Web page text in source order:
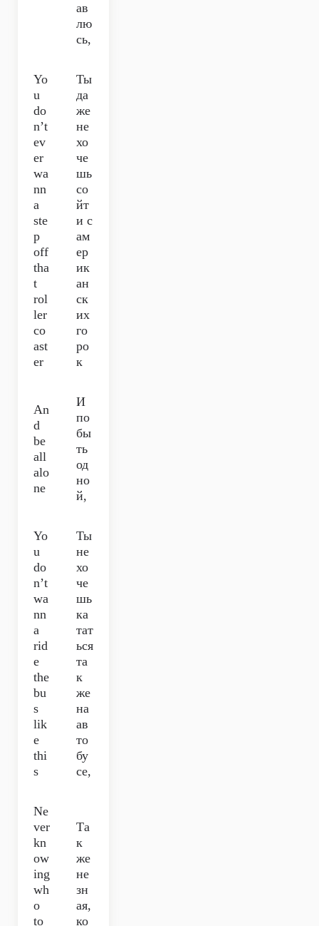
ав
лю
сь,
Yo
u
do
n’t
ev
er
wa
nn
a
ste
p
off
tha
t
rol
ler
co
ast
er
Ты
да
же
не
хо
че
шь
со
йт
и с
ам
ер
ик
ан
ск
их
го
ро
к
An
d
be
all
alo
ne
И
по
бы
ть
од
но
й,
Yo
u
do
n’t
wa
nn
a
rid
e
the
bu
s
lik
e
thi
s
Ты
не
хо
че
шь
ка
тат
ься
та
к
же
на
ав
то
бу
се,
Ne
ver
kn
ow
ing
wh
o
to
Та
к
же
не
зн
ая,
ко